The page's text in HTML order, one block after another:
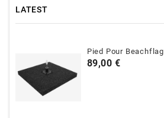
LATEST
Pied Pour Beachflag
89,00 €Prix